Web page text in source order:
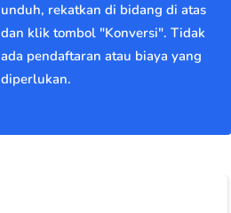
unduh, rekatkan di bidang di atas
dan klik tombol "Konversi". Tidak
ada pendaftaran atau biaya yang
diperlukan.